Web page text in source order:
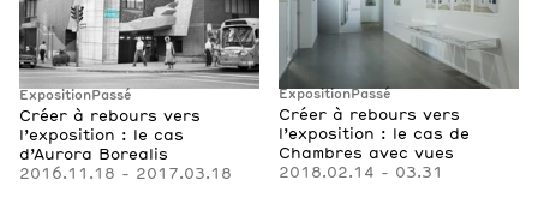
Exposition Passé
Créer à rebours vers
l’exposition : le cas
d’Aurora Borealis
2016.11.18 - 2017.03.18
Exposition Passé
Créer à rebours vers
l’exposition : le cas de
Chambres avec vues
2018.02.14 - 03.31